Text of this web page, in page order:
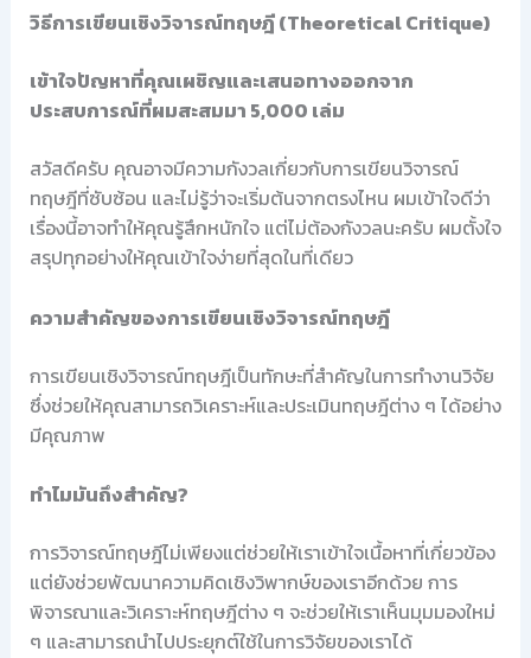
วิธีการเขียนเชิงวิจารณ์ทฤษฎี (Theoretical Critique)
เข้าใจปัญหาที่คุณเผชิญและเสนอทางออกจาก
ประสบการณ์ที่ผมสะสมมา 5,000 เล่ม
สวัสดีครับ คุณอาจมีความกังวลเกี่ยวกับการเขียนวิจารณ์
ทฤษฎีที่ซับซ้อน และไม่รู้ว่าจะเริ่มต้นจากตรงไหน ผมเข้าใจดีว่า
เรื่องนี้อาจทำให้คุณรู้สึกหนักใจ แต่ไม่ต้องกังวลนะครับ ผมตั้งใจ
สรุปทุกอย่างให้คุณเข้าใจง่ายที่สุดในที่เดียว
ความสำคัญของการเขียนเชิงวิจารณ์ทฤษฎี
การเขียนเชิงวิจารณ์ทฤษฎีเป็นทักษะที่สำคัญในการทำงานวิจัย
ซึ่งช่วยให้คุณสามารถวิเคราะห์และประเมินทฤษฎีต่าง ๆ ได้อย่าง
มีคุณภาพ
ทำไมมันถึงสำคัญ?
การวิจารณ์ทฤษฎีไม่เพียงแต่ช่วยให้เราเข้าใจเนื้อหาที่เกี่ยวข้อง
แต่ยังช่วยพัฒนาความคิดเชิงวิพากษ์ของเราอีกด้วย การ
พิจารณาและวิเคราะห์ทฤษฎีต่าง ๆ จะช่วยให้เราเห็นมุมมองใหม่
ๆ และสามารถนำไปประยุกต์ใช้ในการวิจัยของเราได้